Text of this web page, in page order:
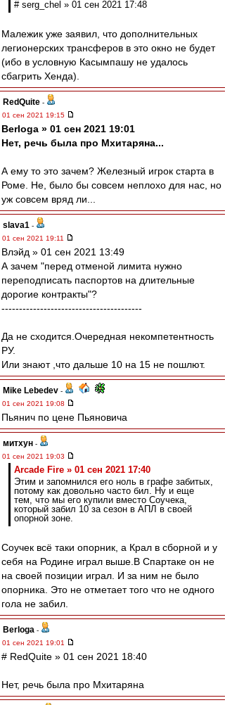
# serg_chel » 01 сен 2021 17:48
Малежик уже заявил, что дополнительных
легионерских трансферов в это окно не будет
(ибо в условную Касымпашу не удалось
сбагрить Хенда).
RedQuite -
01 сен 2021 19:15
Berloga » 01 сен 2021 19:01
Нет, речь была про Мхитаряна...
А ему то это зачем? Железный игрок старта в
Роме. Не, было бы совсем неплохо для нас, но
уж совсем вряд ли...
slava1 -
01 сен 2021 19:11
Влэйд » 01 сен 2021 13:49
А зачем "перед отменой лимита нужно
переподписать паспортов на длительные
дорогие контракты"?
----------------------------------------
Да не сходится.Очередная некомпетентность
РУ.
Или знают ,что дальше 10 на 15 не пошлют.
Mike Lebedev -
01 сен 2021 19:08
Пьянич по цене Пьяновича
митхун -
01 сен 2021 19:03
Arcade Fire » 01 сен 2021 17:40
Этим и запомнился его ноль в графе забитых,
потому как довольно часто бил. Ну и еще
тем, что мы его купили вместо Соучека,
который забил 10 за сезон в АПЛ в своей
опорной зоне.
Соучек всё таки опорник, а Крал в сборной и у
себя на Родине играл выше.В Спартаке он не
на своей позиции играл. И за ним не было
опорника. Это не отметает того что не одного
гола не забил.
Berloga -
01 сен 2021 19:01
# RedQuite » 01 сен 2021 18:40
Нет, речь была про Мхитаряна